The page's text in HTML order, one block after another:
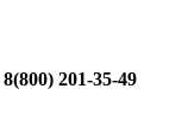
8(800) 201-35-49